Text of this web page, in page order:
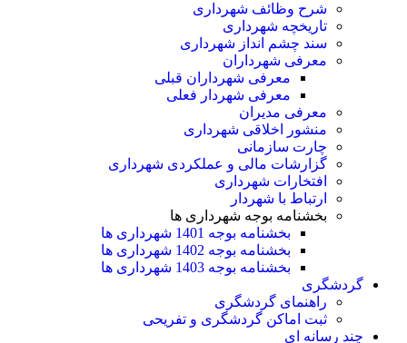
شرح وظائف شهرداری
تاریخچه شهرداری
سند چشم انداز شهرداری
معرفی شهرداران
معرفی شهرداران قبلی
معرفی شهردار فعلی
معرفی مدیران
منشور اخلاقی شهرداری
چارت سازمانی
گزارشات مالی و عملکردی شهرداری
افتخارات شهرداری
ارتباط با شهردار
بخشنامه بوجه شهرداری ها
بخشنامه بوجه 1401 شهرداری ها
بخشنامه بوجه 1402 شهرداری ها
بخشنامه بوجه 1403 شهرداری ها
گردشگری
راهنمای گردشگری
ثبت اماکن گردشگری و تفریحی
چند رسانه ای